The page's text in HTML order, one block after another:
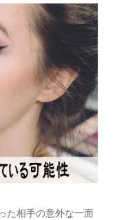
た相手の意外な一面